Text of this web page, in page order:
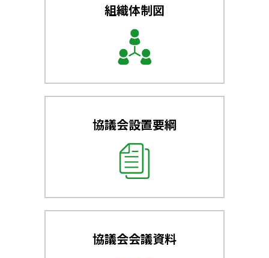
組織体制図
協議会設置要綱
協議会会議資料